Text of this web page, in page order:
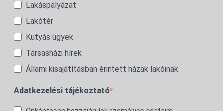
Lakáspályázat
Lakótér
Kutyás ügyek
Társasházi hírek
Állami kisajátításban érintett házak lakóinak
Adatkezelési tájékoztató